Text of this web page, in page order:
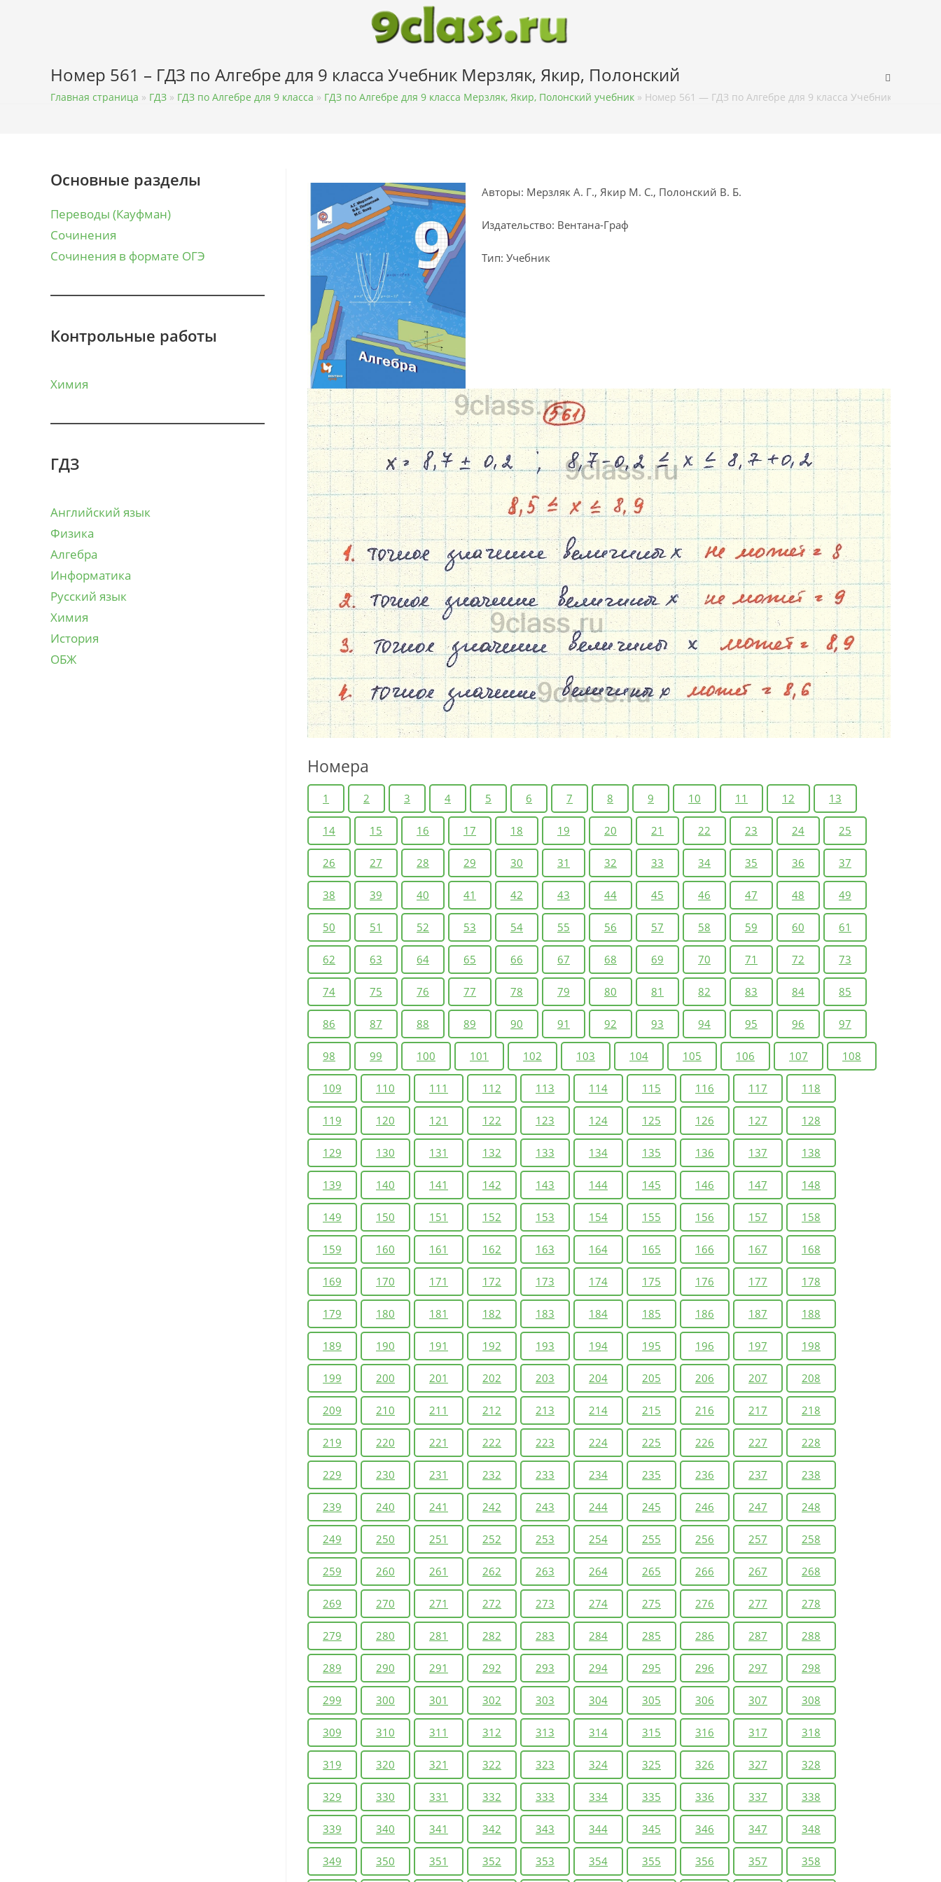
Номер 561 – ГДЗ по Алгебре для 9 класса Учебник Мерзляк, Якир, Полонский
Главная страница » ГДЗ » ГДЗ по Алгебре для 9 класса » ГДЗ по Алгебре для 9 класса Мерзляк, Якир, Полонский учебник » Номер 561 — ГДЗ по Алгебре для 9 класса Учебник
Основные разделы
Переводы (Кауфман)
Сочинения
Сочинения в формате ОГЭ
Контрольные работы
Химия
ГДЗ
Английский язык
Физика
Алгебра
Информатика
Русский язык
Химия
История
ОБЖ
Авторы: Мерзляк А. Г., Якир М. С., Полонский В. Б.
Издательство: Вентана-Граф
Тип: Учебник
Номера
1 2 3 4 5 6 7 8 9 10 11 12 13
14 15 16 17 18 19 20 21 22 23 24 25
26 27 28 29 30 31 32 33 34 35 36 37
38 39 40 41 42 43 44 45 46 47 48 49
50 51 52 53 54 55 56 57 58 59 60 61
62 63 64 65 66 67 68 69 70 71 72 73
74 75 76 77 78 79 80 81 82 83 84 85
86 87 88 89 90 91 92 93 94 95 96 97
98 99 100 101 102 103 104 105 106 107 108
109 110 111 112 113 114 115 116 117 118
119 120 121 122 123 124 125 126 127 128
129 130 131 132 133 134 135 136 137 138
139 140 141 142 143 144 145 146 147 148
149 150 151 152 153 154 155 156 157 158
159 160 161 162 163 164 165 166 167 168
169 170 171 172 173 174 175 176 177 178
179 180 181 182 183 184 185 186 187 188
189 190 191 192 193 194 195 196 197 198
199 200 201 202 203 204 205 206 207 208
209 210 211 212 213 214 215 216 217 218
219 220 221 222 223 224 225 226 227 228
229 230 231 232 233 234 235 236 237 238
239 240 241 242 243 244 245 246 247 248
249 250 251 252 253 254 255 256 257 258
259 260 261 262 263 264 265 266 267 268
269 270 271 272 273 274 275 276 277 278
279 280 281 282 283 284 285 286 287 288
289 290 291 292 293 294 295 296 297 298
299 300 301 302 303 304 305 306 307 308
309 310 311 312 313 314 315 316 317 318
319 320 321 322 323 324 325 326 327 328
329 330 331 332 333 334 335 336 337 338
339 340 341 342 343 344 345 346 347 348
349 350 351 352 353 354 355 356 357 358